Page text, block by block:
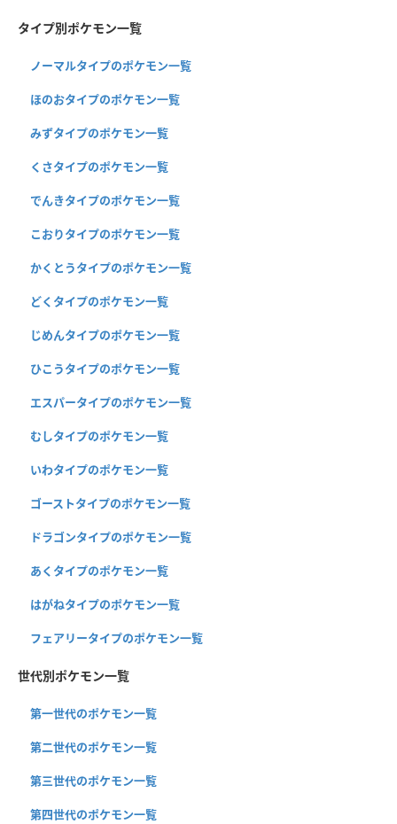
タイプ別ポケモン一覧
ノーマルタイプのポケモン一覧
ほのおタイプのポケモン一覧
みずタイプのポケモン一覧
くさタイプのポケモン一覧
でんきタイプのポケモン一覧
こおりタイプのポケモン一覧
かくとうタイプのポケモン一覧
どくタイプのポケモン一覧
じめんタイプのポケモン一覧
ひこうタイプのポケモン一覧
エスパータイプのポケモン一覧
むしタイプのポケモン一覧
いわタイプのポケモン一覧
ゴーストタイプのポケモン一覧
ドラゴンタイプのポケモン一覧
あくタイプのポケモン一覧
はがねタイプのポケモン一覧
フェアリータイプのポケモン一覧
世代別ポケモン一覧
第一世代のポケモン一覧
第二世代のポケモン一覧
第三世代のポケモン一覧
第四世代のポケモン一覧